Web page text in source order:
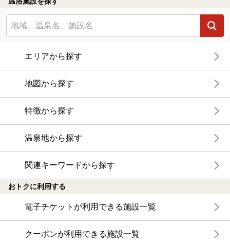
エリアから探す
地図から探す
特徴から探す
温泉地から探す
関連キーワードから探す
おトクに利用する
電子チケットが利用できる施設一覧
クーポンが利用できる施設一覧